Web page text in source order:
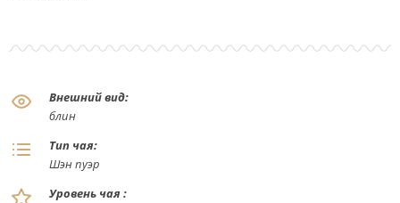
Внешний вид:
блин
Тип чая:
Шэн пуэр
Уровень чая :